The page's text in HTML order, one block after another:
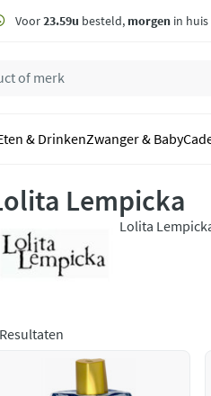
Voor23.59u besteld, morgen in huis
& DrinkenZwanger & Baby
Lempicka
Lolita